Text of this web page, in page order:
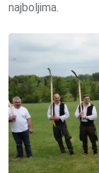
najboljima.